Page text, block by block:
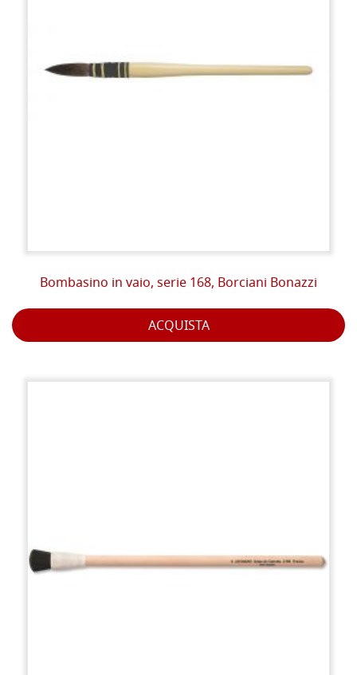
Bombasino in vaio, serie 168, Borciani Bonazzi
ACQUISTA